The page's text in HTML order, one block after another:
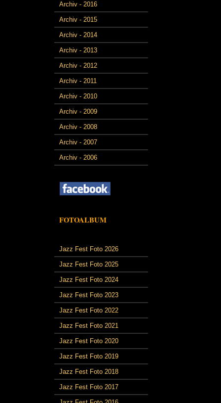
Archiv - 2016
Archiv - 2015
Archiv - 2014
Archiv - 2013
Archiv - 2012
Archiv - 2011
Archiv - 2010
Archiv - 2009
Archiv - 2008
Archiv - 2007
Archiv - 2006
FOTOALBUM
Jazz Fest Foto 2026
Jazz Fest Foto 2025
Jazz Fest Foto 2024
Jazz Fest Foto 2023
Jazz Fest Foto 2022
Jazz Fest Foto 2021
Jazz Fest Foto 2020
Jazz Fest Foto 2019
Jazz Fest Foto 2018
Jazz Fest Foto 2017